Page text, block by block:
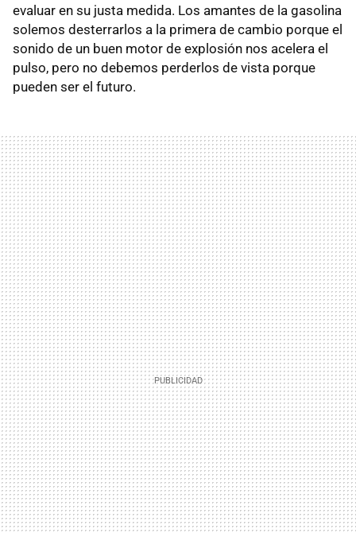
evaluar en su justa medida. Los amantes de la gasolina
solemos desterrarlos a la primera de cambio porque el
sonido de un buen motor de explosión nos acelera el
pulso, pero no debemos perderlos de vista porque
pueden ser el futuro.